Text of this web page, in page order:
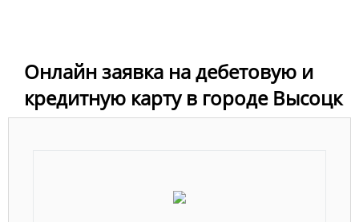
Онлайн заявка на дебетовую и
кредитную карту в городе Высоцк